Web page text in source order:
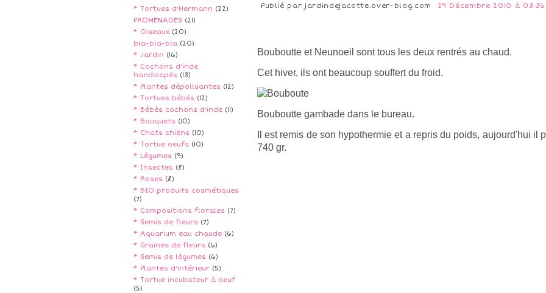
* Tortues d'Hermann (22)
PROMENADES (21)
* Oiseaux (20)
bla-bla-bla (20)
* Jardin (16)
* Cochons d'inde
handicapés (13)
* Plantes dépolluantes (12)
* Tortues bébés (12)
* Bébés cochons d'inde (11)
* Bouquets (10)
* Chats chiens (10)
* Tortue oeufs (10)
* Légumes (9)
* Insectes (8)
* Roses (8)
* BIO produits cosmétiques
(7)
* Compositions florales (7)
* Semis de fleurs (7)
* Aquarium eau chaude (6)
* Graines de fleurs (6)
* Semis de légumes (6)
* Plantes d'intérieur (5)
* Tortue incubateur à oeuf
(5)
Publié parjardindejacotte.over-blog.com 29 Décembre 2010 à 03:36
Bouboutte et Neunoeil sont tous les deux rentrés au chaud.
Cet hiver, ils ont beaucoup souffert du froid.
Bouboutte gambade dans le bureau.
Il est remis de son hypothermie et a repris du poids, aujourd'hui il
740 gr.